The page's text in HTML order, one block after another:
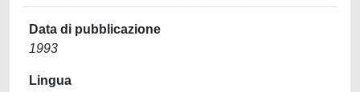
Data di pubblicazione
1993
Lingua